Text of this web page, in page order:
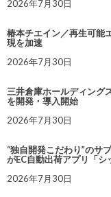
2026年7月30日
椿本チエイン／再生可能
現を加速
2026年7月30日
三井倉庫ホールディング
を開発・導入開始
2026年7月30日
“独自開発こだわり”のサ
がEC自動出荷アプリ「シ
2026年7月30日